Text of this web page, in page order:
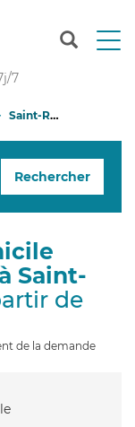
T
n
g
7
Saint-Romain-en-Gal
Rechercher
à Saint-
de
de la demande